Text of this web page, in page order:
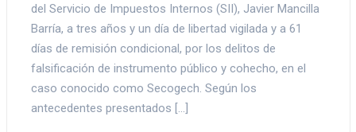
del Servicio de Impuestos Internos (SII), Javier Mancilla
Barría, a tres años y un día de libertad vigilada y a 61
días de remisión condicional, por los delitos de
falsificación de instrumento público y cohecho, en el
caso conocido como Secogech. Según los
antecedentes presentados […]